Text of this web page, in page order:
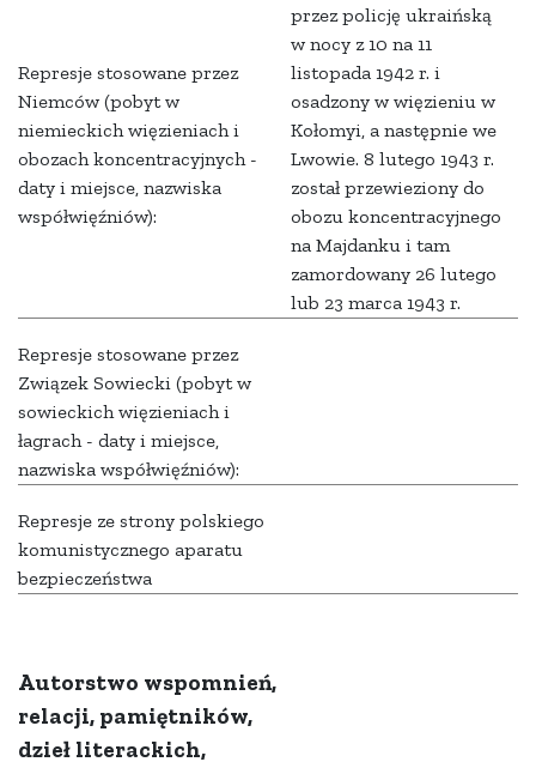
Represje stosowane przez
Niemców (pobyt w
niemieckich więzieniach i
obozach koncentracyjnych -
daty i miejsce, nazwiska
współwięźniów):
przez policję ukraińską
w nocy z 10 na 11
listopada 1942 r. i
osadzony w więzieniu w
Kołomyi, a następnie we
Lwowie. 8 lutego 1943 r.
został przewieziony do
obozu koncentracyjnego
na Majdanku i tam
zamordowany 26 lutego
lub 23 marca 1943 r.
Represje stosowane przez
Związek Sowiecki (pobyt w
sowieckich więzieniach i
łagrach - daty i miejsce,
nazwiska współwięźniów):
Represje ze strony polskiego
komunistycznego aparatu
bezpieczeństwa
Autorstwo wspomnień,
relacji, pamiętników,
dzieł literackich,